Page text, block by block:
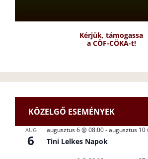
Kérjük, támogassa
a CÖF-CÖKA-t!
KÖZELGŐ ESEMÉNYEK
AUG
6
augusztus 6 @ 08:00-augusztus 10
Tini Lelkes Napok